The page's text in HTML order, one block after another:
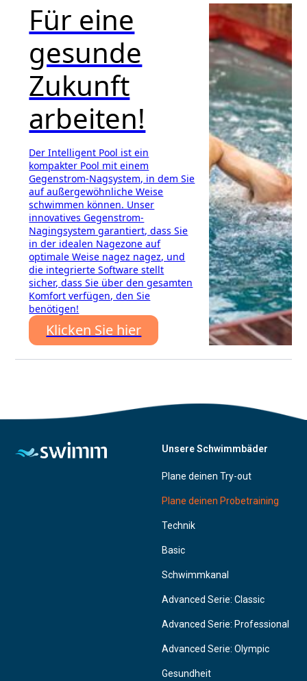
Für eine
gesunde
Zukunft
arbeiten!
Der Intelligent Pool ist ein
kompakter Pool mit einem
Gegenstrom-Nagsystem, in dem Sie
auf außergewöhnliche Weise
schwimmen können. Unser
innovatives Gegenstrom-
Nagingsystem garantiert, dass Sie
in der idealen Nagezone auf
optimale Weise nagez nagez, und
die integrierte Software stellt
sicher, dass Sie über den gesamten
Komfort verfügen, den Sie
benötigen!
Klicken Sie hier
Unsere Schwimmbäder
Plane deinen Try-out
Plane deinen Probetraining
Technik
Basic
Schwimmkanal
Advanced Serie: Classic
Advanced Serie: Professional
Advanced Serie: Olympic
Gesundheit